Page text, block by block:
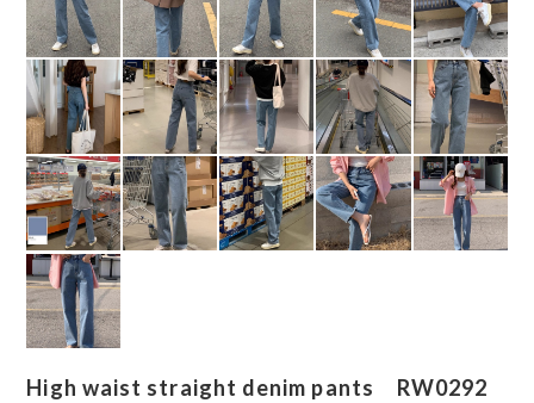
High waist straight denim pants RW0292